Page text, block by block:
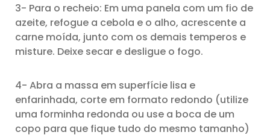
3- Para o recheio: Em uma panela com um fio de
azeite, refogue a cebola e o alho, acrescente a
carne moída, junto com os demais temperos e
misture. Deixe secar e desligue o fogo.
4- Abra a massa em superfície lisa e
enfarinhada, corte em formato redondo (utilize
uma forminha redonda ou use a boca de um
copo para que fique tudo do mesmo tamanho)